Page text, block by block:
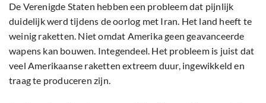
De Verenigde Staten hebben een probleem dat pijnlijk
duidelijk werd tijdens de oorlog met Iran. Het land heeft te
weinig raketten. Niet omdat Amerika geen geavanceerde
wapens kan bouwen. Integendeel. Het probleem is juist dat
veel Amerikaanse raketten extreem duur, ingewikkeld en
traag te produceren zijn.